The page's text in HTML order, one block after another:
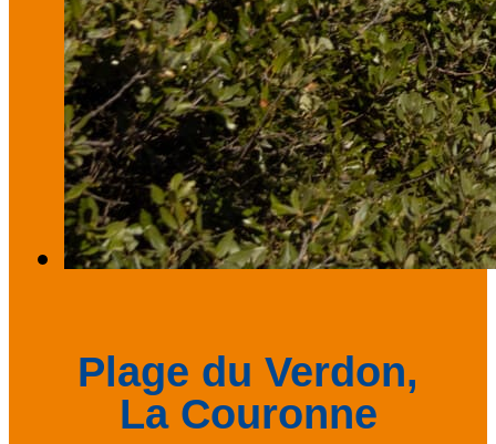
Plage du Verdon,
La Couronne